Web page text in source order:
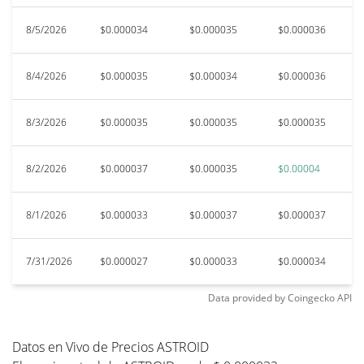
8/5/2026 $0.000034 $0.000035 $0.000036
8/4/2026 $0.000035 $0.000034 $0.000036
8/3/2026 $0.000035 $0.000035 $0.000035
8/2/2026 $0.000037 $0.000035 $0.00004
8/1/2026 $0.000033 $0.000037 $0.000037
7/31/2026 $0.000027 $0.000033 $0.000034
Data provided byCoingeckoAPI
Datos en Vivo de Precios ASTROID